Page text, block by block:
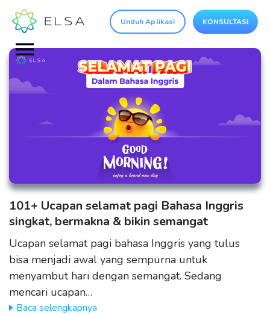
Unduh Aplikasi KONSULTASI
101+ Ucapan selamat pagi Bahasa Inggris
singkat, bermakna & bikin semangat
Ucapan selamat pagi bahasa Inggris yang tulus
bisa menjadi awal yang sempurna untuk
menyambut hari dengan semangat. Sedang
mencari ucapan…
Baca selengkapnya